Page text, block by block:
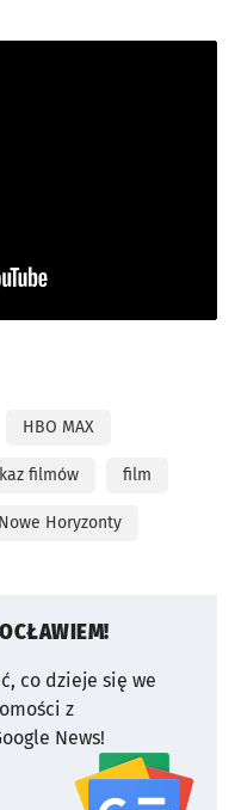
HBO MAX
filmów film
Horyzonty
co dzieje się we
z
News!